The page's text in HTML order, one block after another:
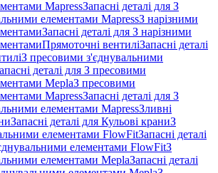
MapressЗапасні деталі для З
елементами MapressЗ нарізними
Запасні деталі для З нарізними
Прямоточні вентиліЗапасні деталі
З пресовими з'єднувальними
деталі для З пресовими
MeplaЗ пресовими
MapressЗапасні деталі для З
елементами MapressЗливні
Запасні деталі для Кульові краниЗ
елементами FlowFitЗапасні деталі
елементами FlowFitЗ
елементами MeplaЗапасні деталі